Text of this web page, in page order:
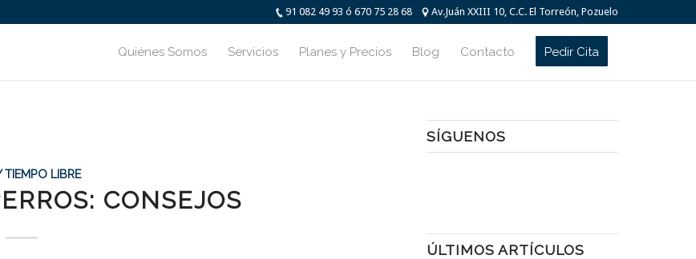
91 082 49 93 ó 670 75 28 68 Av.Juán XXIII 10, C.C. El Torreón, Pozuelo
Quiénes Somos Servicios Planes y Precios Blog Contacto Pedir Cita
TIEMPO LIBRE
CONSEJOS
SÍGUENOS
ÚLTIMOS ARTÍCULOS